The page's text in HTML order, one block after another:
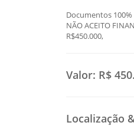
Documentos 100%
NÃO ACEITO
R$450.000,
Valor: R$
Localização